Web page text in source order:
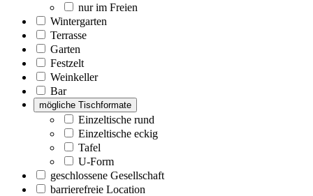
nur im Freien
Wintergarten
Terrasse
Garten
Festzelt
Weinkeller
Bar
mögliche Tischformate
Einzeltische rund
Einzeltische eckig
Tafel
U-Form
geschlossene Gesellschaft
barrierefreie Location